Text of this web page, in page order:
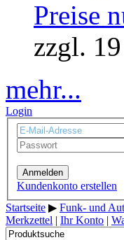
Preise
zzgl.
mehr...
Login
Anmelden
Kundenkonto erstellen
Startseite ▶ Funk- und
Merkzettel | Ihr Konto |